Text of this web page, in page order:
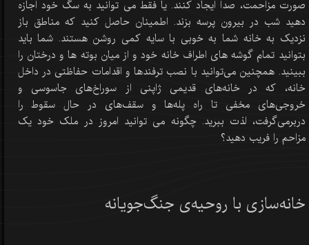
صورت مزاحمت، صدا ایجاد کنند. یا فقط می توانید به سگ خود اجازه
دهید شب در بیرون پرسه بزند. اطمینان حاصل کنید که مناطق باز
نزدیک به خانه شما به خوبی با سایه کمی روشن هستند. شما باید
بتوانید تمام گوشه های اطراف خانه خود و از میان بوته ها و درختان را
ببینید. همچنین می‌توانید با نصب ترفندها و اقدامات حفاظتی در داخل
خانه، که در خانه‌های قدیمی ژاپنی از سوراخ‌های جاسوسی و
خروجی‌های مخفی تا راه پله‌ها و سقف‌های در حال سقوط را
دربرمی‌گرفت، لذت ببرید. چگونه می توانید امروز در ملک خود یک
مزاحم را فریب دهید؟
خانه‌سازی با روحیه‌ی جنگ‌جویانه